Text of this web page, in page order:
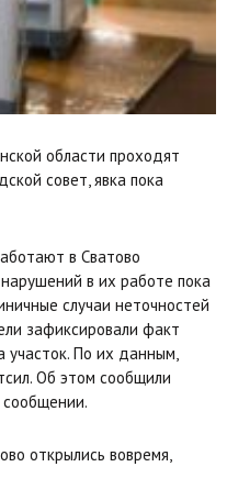
области проходят
совет, явка пока
в Сватово
в их работе пока
случаи неточностей
зафиксировали факт
участок. По их данным,
Об этом сообщили
сообщении.
открылись вовремя,